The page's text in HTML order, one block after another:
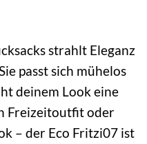
strahlt Eleganz
passt sich mühelos
deinem Look eine
Freizeitoutfit oder
– der Eco Fritzi07 ist